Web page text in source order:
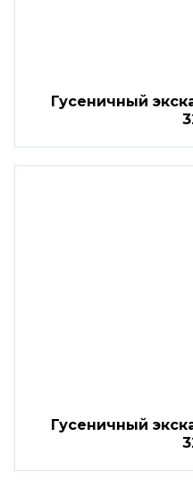
Гусеничный
Гусеничный